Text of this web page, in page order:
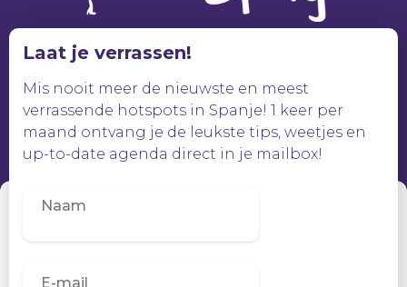
Om de beste ervaringen te bieden, gebruiken wij technologieën zoals
Door in te stemmen met deze technologieën kunnen wij gegevens
Laat je verrassen!
Mis nooit meer de nieuwste en meest
verrassende hotspots in Spanje! 1 keer per
maand ontvang je de leukste tips, weetjes en
up-to-date agenda direct in je mailbox!